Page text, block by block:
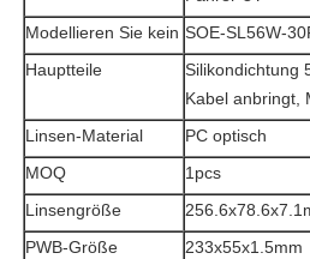
Modellieren Sie kein SOE-SL56W-
Hauptteile
Silikondichtung
Kabel anbringt,
Linsen-Material
PC optisch
MOQ
1pcs
Linsengröße
PWB-Größe
233x55x1.5mm